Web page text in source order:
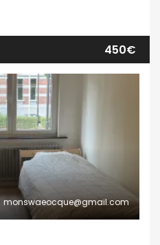
450€
monswaeocque@gmail.com